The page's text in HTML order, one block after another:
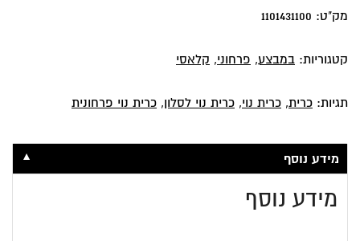
מק"ט: 1101431100
קטגוריות: במבצע, פרחוני, קלאסי
תגיות: כרית, כרית נוי, כרית נוי לסלון, כרית נוי פרחונית
מידע נוסף ▼
מידע נוסף